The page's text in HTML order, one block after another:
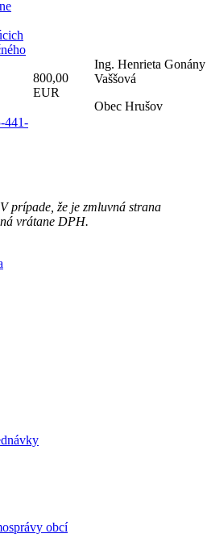
441-
800,00
EUR
Ing. Henrieta Gonány
Vaššová
Obec Hrušov
prípade, že je zmluvná strana
vrátane DPH.
obcí